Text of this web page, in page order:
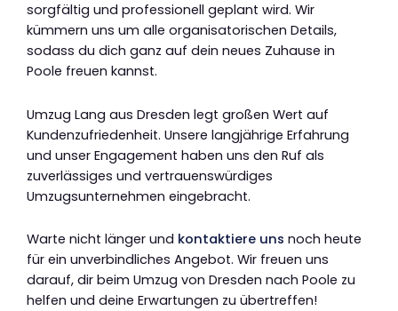
sorgfältig und professionell geplant wird. Wir
kümmern uns um alle organisatorischen Details,
sodass du dich ganz auf dein neues Zuhause in
Poole freuen kannst.
Umzug Lang aus Dresden legt großen Wert auf
Kundenzufriedenheit. Unsere langjährige Erfahrung
und unser Engagement haben uns den Ruf als
zuverlässiges und vertrauenswürdiges
Umzugsunternehmen eingebracht.
Warte nicht länger und kontaktiere uns noch heute
für ein unverbindliches Angebot. Wir freuen uns
darauf, dir beim Umzug von Dresden nach Poole zu
helfen und deine Erwartungen zu übertreffen!